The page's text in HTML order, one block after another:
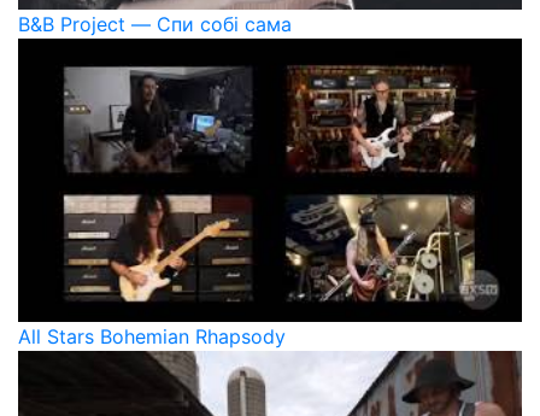
B&B Project — Спи собі сама
All Stars Bohemian Rhapsody